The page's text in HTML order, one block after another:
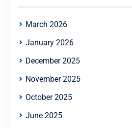
March 2026
January 2026
December 2025
November 2025
October 2025
June 2025